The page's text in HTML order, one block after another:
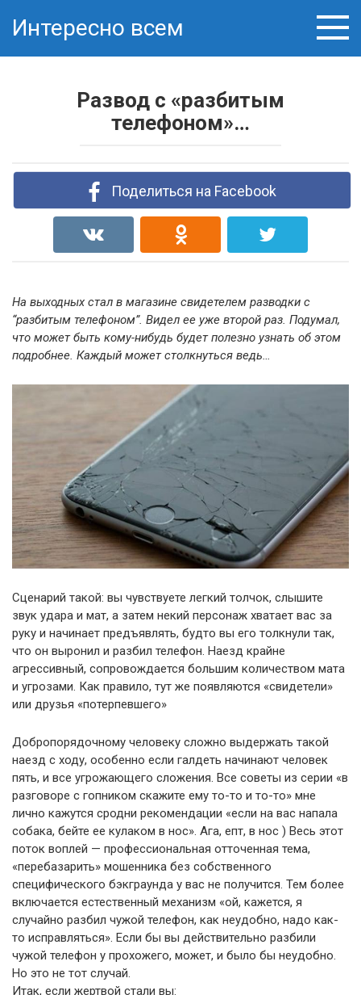
Интересно всем
Развод с «разбитым
телефоном»…
Поделиться на Facebook
На выходных стал в магазине свидетелем разводки с
“разбитым телефоном”. Видел ее уже второй раз. Подумал,
что может быть кому-нибудь будет полезно узнать об этом
подробнее. Каждый может столкнуться ведь…
Сценарий такой: вы чувствуете легкий толчок, слышите
звук удара и мат, а затем некий персонаж хватает вас за
руку и начинает предъявлять, будто вы его толкнули так,
что он выронил и разбил телефон. Наезд крайне
агрессивный, сопровождается большим количеством мата
и угрозами. Как правило, тут же появляются «свидетели»
или друзья «потерпевшего»
Добропорядочному человеку сложно выдержать такой
наезд с ходу, особенно если галдеть начинают человек
пять, и все угрожающего сложения. Все советы из серии «в
разговоре с гопником скажите ему то-то и то-то» мне
лично кажутся сродни рекомендации «если на вас напала
собака, бейте ее кулаком в нос». Ага, епт, в нос ) Весь этот
поток воплей — профессиональная отточенная тема,
«перебазарить» мошенника без собственного
специфического бэкграунда у вас не получится. Тем более
включается естественный механизм «ой, кажется, я
случайно разбил чужой телефон, как неудобно, надо как-
то исправляться». Если бы вы действительно разбили
чужой телефон у прохожего, может, и было бы неудобно.
Но это не тот случай.
Итак, если жертвой стали вы: